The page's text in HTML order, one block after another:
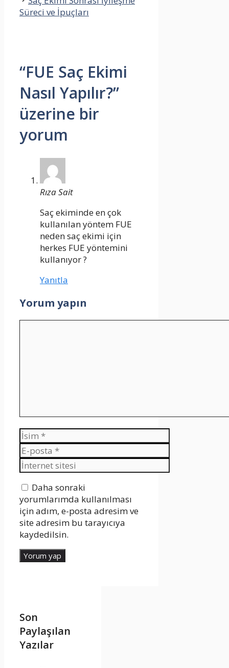
Süreci ve İpuçları
“FUE Saç Ekimi
Nasıl Yapılır?”
üzerine bir
yorum
Rıza Sait
Saç ekiminde en çok
kullanılan yöntem FUE
neden saç ekimi için
herkes FUE yöntemini
kullanıyor ?
Yanıtla
Yorum yapın
İsim
E-
posta
İnternet
sitesi
Daha sonraki
yorumlarımda kullanılması
için adım, e-posta adresim ve
site adresim bu tarayıcıya
kaydedilsin.
Son
Paylaşılan
Yazılar